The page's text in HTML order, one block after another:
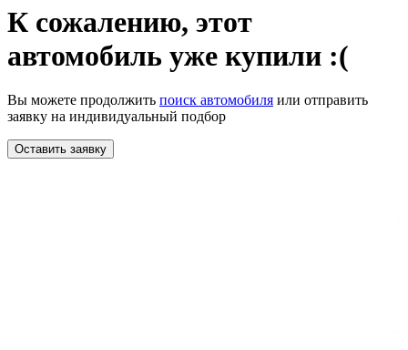
К сожалению, этот
автомобиль уже купили :(
Вы можете продолжить поиск автомобиля или отправить
заявку на индивидуальный подбор
Оставить заявку